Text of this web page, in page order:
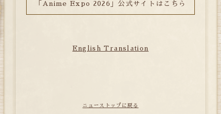
「Anime Expo 2026」公式サイトはこちら
English Translation
ニューストップに戻る